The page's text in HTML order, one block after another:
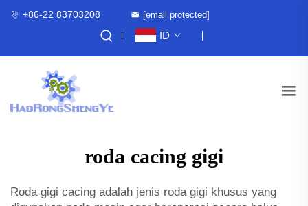
+86-22 83703208 [email protected]
ID
roda cacing gigi
Roda gigi cacing adalah jenis roda gigi khusus yang